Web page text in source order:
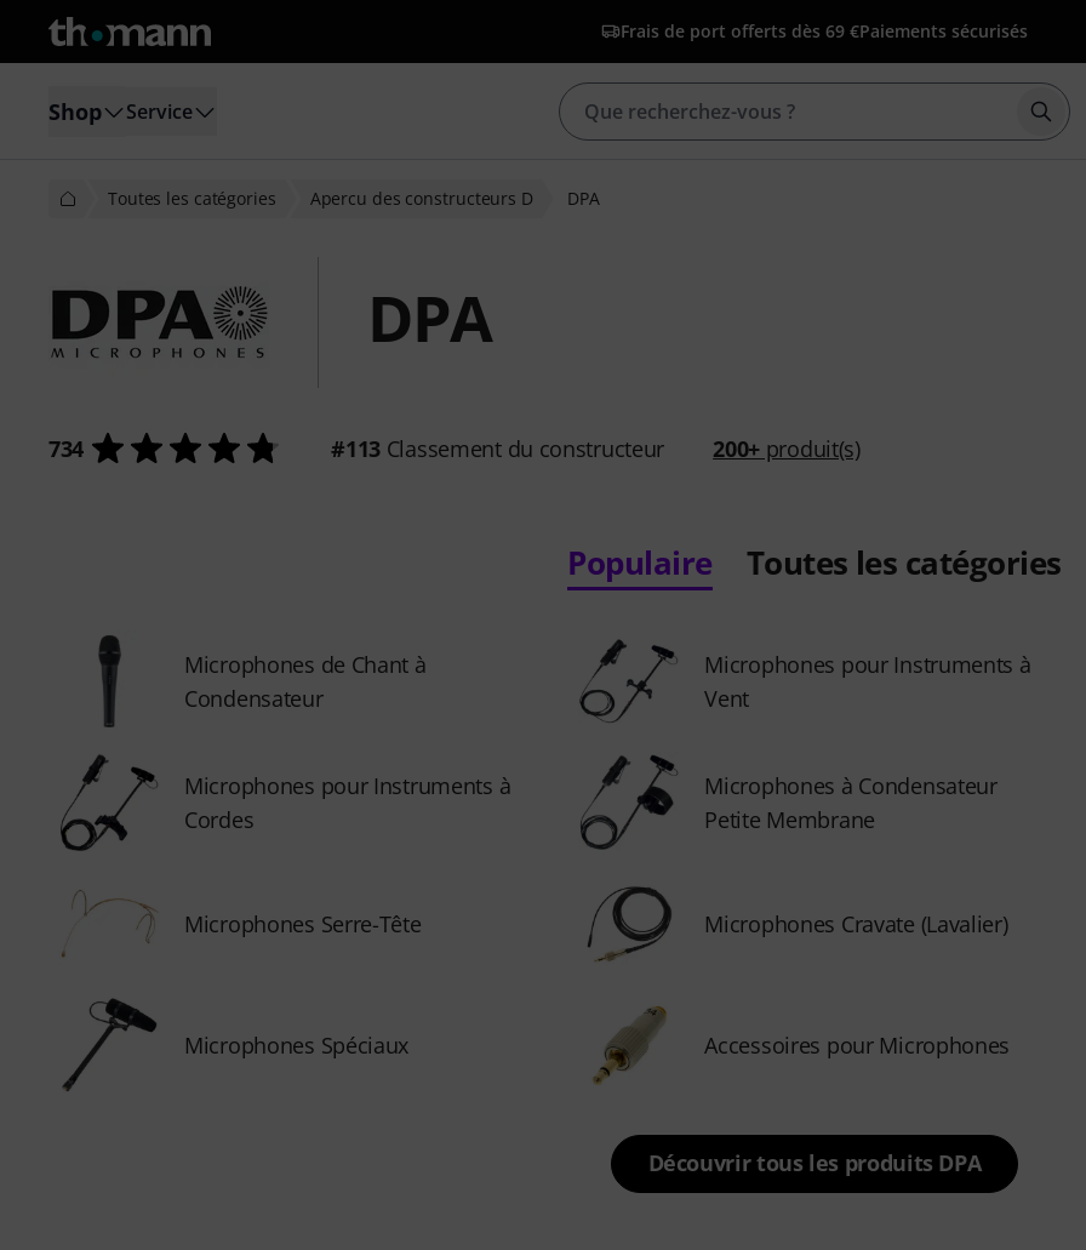
Frais de port offerts dès 69 €Paiements sécurisés
Shop Service
Toutes les catégories Apercu des constructeurs D DPA
DPA
734 #113Classement du constructeur 200+ produit(s)
Populaire Toutes les catégories
Microphones de Chant à
Condensateur
Microphones pour Instruments à
Vent
Microphones pour Instruments à
Cordes
Microphones à Condensateur
Petite Membrane
Microphones Serre-Tête Microphones Cravate (Lavalier)
Microphones Spéciaux Accessoires pour Microphones
Découvrir tous les produits DPA